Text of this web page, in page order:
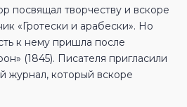
посвящал творчеству и вскоре
«Гротески и арабески». Но
к нему пришла после
(1845). Писателя пригласили
журнал, который вскоре